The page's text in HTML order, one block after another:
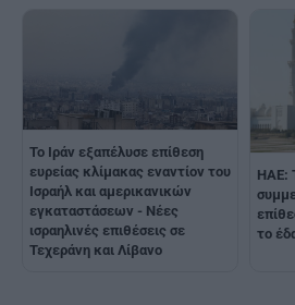
Το Ιράν εξαπέλυσε επίθεση
ευρείας κλίμακας εναντίον του
Ισραήλ και αμερικανικών
εγκαταστάσεων - Νέες
ισραηλινές επιθέσεις σε
Τεχεράνη και Λίβανο
ΗΑΕ:
το